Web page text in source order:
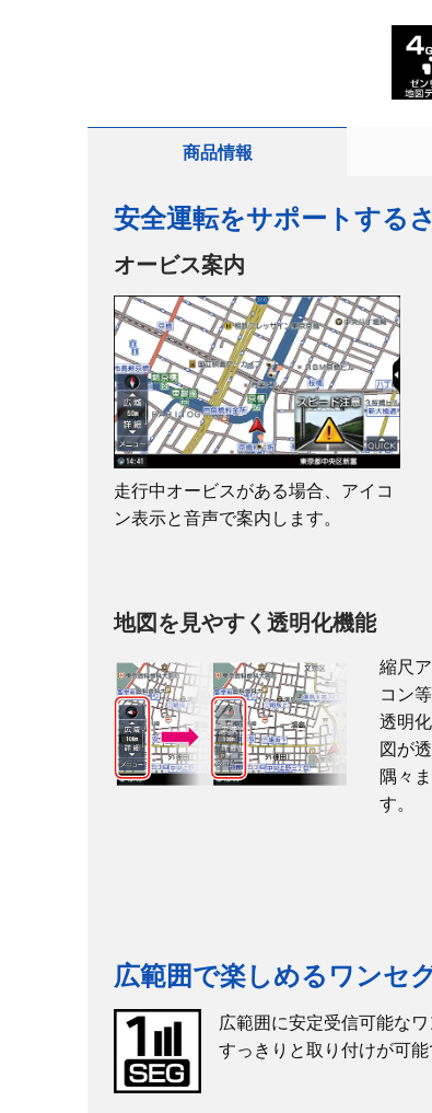
商品情報
安全運転をサポートする
オービス案内
走行中オービスがある場合、アイコ
ン表示と音声で案内します。
地図を見やすく透明化機能
縮尺
コン
透明
図が
隅々
す。
広範囲で楽しめるワンセ
広範囲に安定受信可能な
すっきりと取り付けが可能
品番
商品名
解像度
TV
Bluetooth
SD / micro SD
USB
iPhone / iPod
イヤホン出力
バックカメラ入力
対応動画フォーマット
対応音楽フォーマット
対応画像フォーマット
動作温度範囲
保存温度範囲
地図データ
地図容量